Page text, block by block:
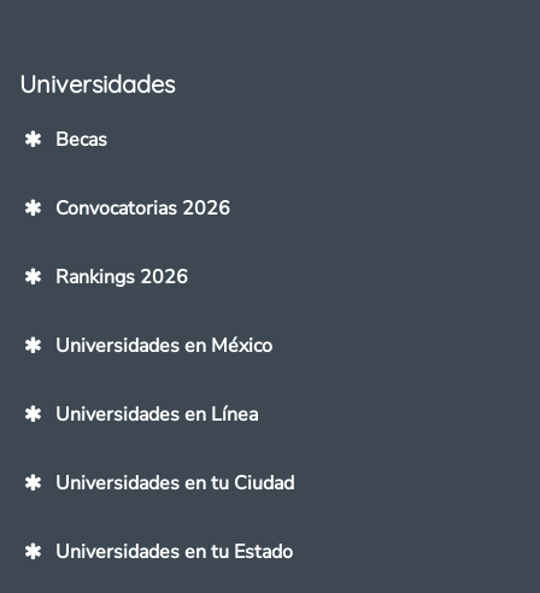
Universidades
Becas
Convocatorias 2026
Rankings 2026
Universidades en México
Universidades en Línea
Universidades en tu Ciudad
Universidades en tu Estado